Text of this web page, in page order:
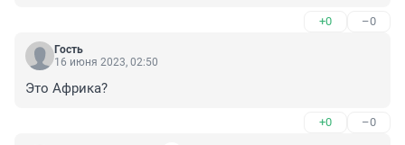
+0 –0
Гость
16 июня 2023, 02:50
Это Африка?
+0 –0